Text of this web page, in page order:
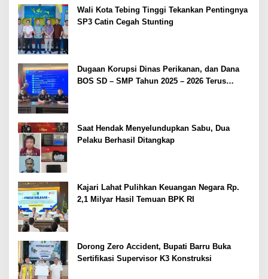
Wali Kota Tebing Tinggi Tekankan Pentingnya
SP3 Catin Cegah Stunting
Dugaan Korupsi Dinas Perikanan, dan Dana
BOS SD – SMP Tahun 2025 – 2026 Terus
Saat Hendak Menyelundupkan Sabu, Dua
Pelaku Berhasil Ditangkap
Kajari Lahat Pulihkan Keuangan Negara Rp.
2,1 Milyar Hasil Temuan BPK RI
Dorong Zero Accident, Bupati Barru Buka
Sertifikasi Supervisor K3 Konstruksi